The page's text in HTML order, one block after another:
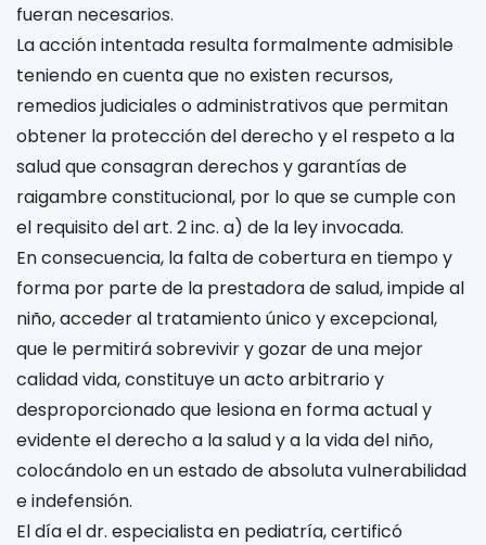
fueran necesarios.
La acción intentada resulta formalmente admisible
teniendo en cuenta que no existen recursos,
remedios judiciales o administrativos que permitan
obtener la protección del derecho y el respeto a la
salud que consagran derechos y garantías de
raigambre constitucional, por lo que se cumple con
el requisito del art. 2 inc. a) de la ley invocada.
En consecuencia, la falta de cobertura en tiempo y
forma por parte de la prestadora de salud, impide al
niño, acceder al tratamiento único y excepcional,
que le permitirá sobrevivir y gozar de una mejor
calidad vida, constituye un acto arbitrario y
desproporcionado que lesiona en forma actual y
evidente el derecho a la salud y a la vida del niño,
colocándolo en un estado de absoluta vulnerabilidad
e indefensión.
El díael dr. especialista en pediatría, certificó